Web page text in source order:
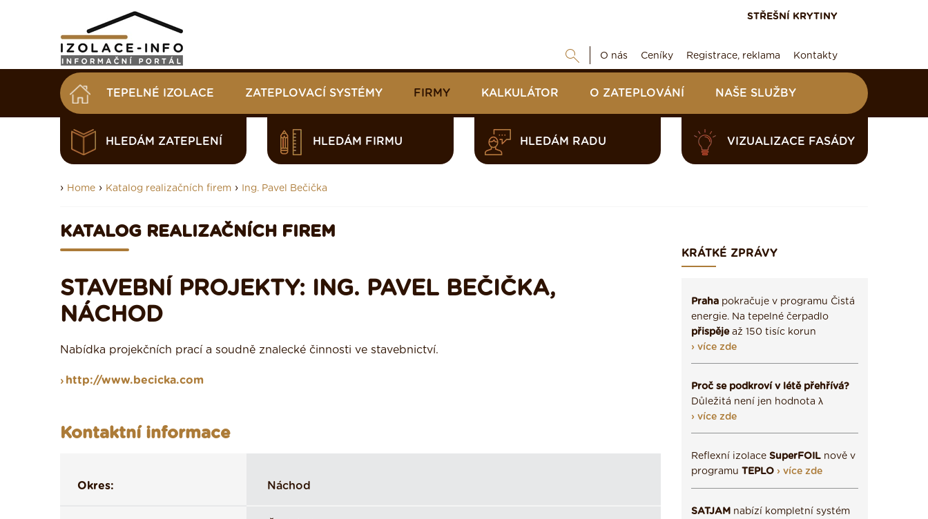
STŘEŠNÍ KRYTINY
O nás Ceníky Registrace, reklama Kontakty
TEPELNÉ IZOLACE ZATEPLOVACÍ SYSTÉMY FIRMY KALKULÁTOR O ZATEPLOVÁNÍ NAŠE SLUŽBY
HLEDÁM ZATEPLENÍ HLEDÁM FIRMU HLEDÁM RADU VIZUALIZACE FASÁDY
› Home › Katalog realizačních firem › Ing. Pavel Bečička
KATALOG REALIZAČNÍCH FIREM
STAVEBNÍ PROJEKTY: ING. PAVEL BEČIČKA,
NÁCHOD
Nabídka projekčních prací a soudně znalecké činnosti ve stavebnictví.
http://www.becicka.com
Kontaktní informace
Okres: Náchod
KRÁTKÉ ZPRÁVY
Praha pokračuje v programu Čistá
energie. Na tepelné čerpadlo
přispějeaž 150 tisíc korun
› více zde
Proč se podkroví v létě přehřívá?
Důležitá není jen hodnota λ
› více zde
Reflexní izolace SuperFOIL nově v
programu TEPLO › více zde
SATJAM nabízí kompletní systém